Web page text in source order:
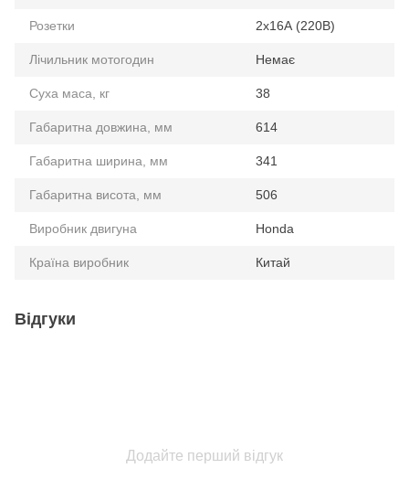
Розетки 2x16А (220В)
Лічильник мотогодин Немає
Суха маса, кг 38
Габаритна довжина, мм 614
Габаритна ширина, мм 341
Габаритна висота, мм 506
Виробник двигуна Honda
Країна виробник Китай
Відгуки
Додайте перший відгук